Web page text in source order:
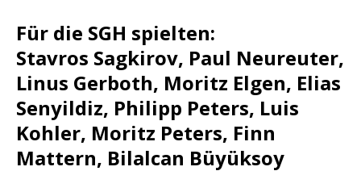
Für die SGH spielten:
Stavros Sagkirov, Paul Neureuter,
Linus Gerboth, Moritz Elgen, Elias
Senyildiz, Philipp Peters, Luis
Kohler, Moritz Peters, Finn
Mattern, Bilalcan Büyüksoy